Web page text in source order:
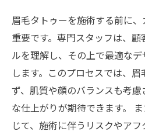
眉毛タトゥーを施術する前に
重要です。専門スタッフは、
ルを理解し、その上で最適な
します。このプロセスでは、
ず、肌質や顔のバランスも考
な仕上がりが期待できます。
じて、施術に伴うリスクやア